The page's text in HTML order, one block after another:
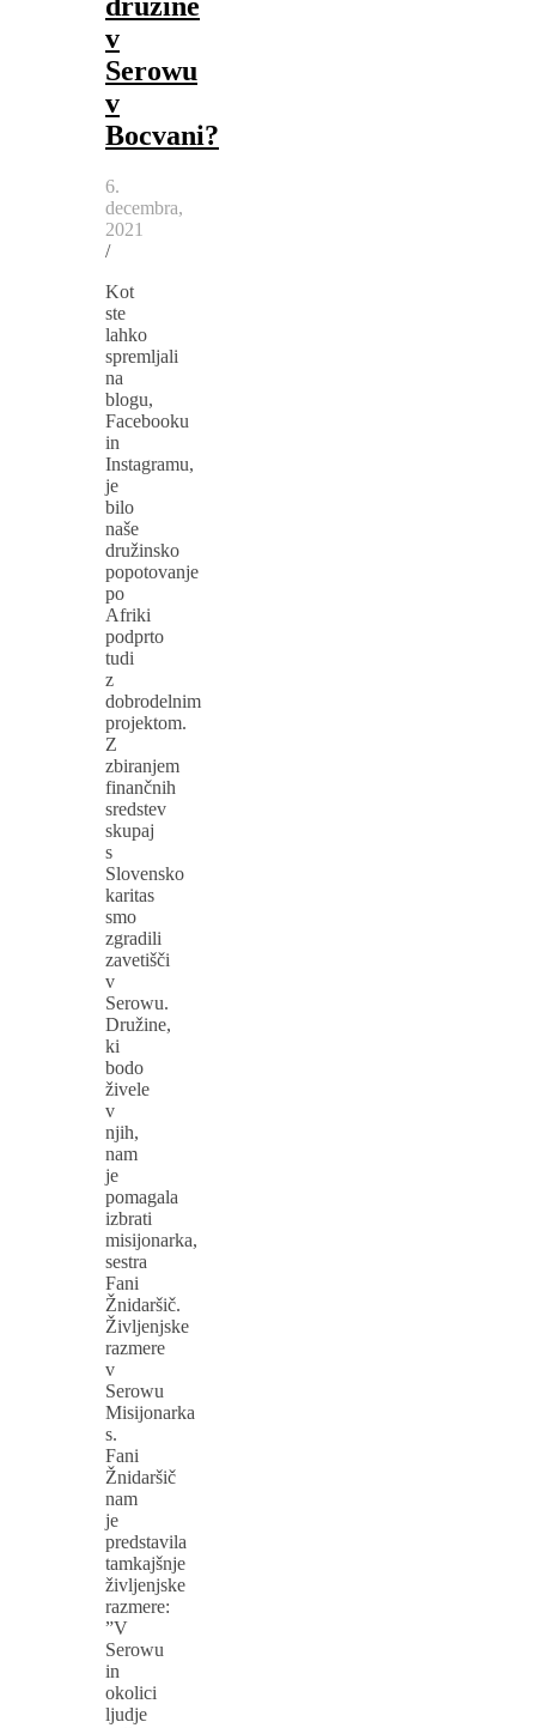
v
Serowu
v
Bocvani?
6.
decembra,
2021
/
Kot
ste
lahko
spremljali
na
blogu,
Facebooku
in
Instagramu,
je
bilo
naše
družinsko
popotovanje
po
Afriki
podprto
tudi
z
dobrodelnim
projektom.
Z
zbiranjem
finančnih
sredstev
skupaj
s
Slovensko
karitas
smo
zgradili
zavetišči
v
Serowu.
Družine,
ki
bodo
živele
v
njih,
nam
je
pomagala
izbrati
misijonarka,
sestra
Fani
Žnidaršič.
Življenjske
razmere
v
Serowu
Misijonarka
s.
Fani
Žnidaršič
nam
je
predstavila
tamkajšnje
življenjske
razmere:
”V
Serowu
in
okolici
ljudje